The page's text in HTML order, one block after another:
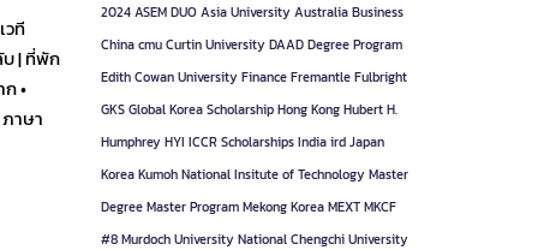
วที
บ | ที่พัก
•
าษา
2024 ASEM DUO Asia University Australia Business
China cmu Curtin University DAAD Degree Program
Edith Cowan University Finance Fremantle Fulbright
GKS Global Korea Scholarship Hong Kong Hubert H.
Humphrey HYI ICCR Scholarships India ird Japan
Korea Kumoh National Insitute of Technology Master
Degree Master Program Mekong Korea MEXT MKCF
#8 Murdoch University National Chengchi University